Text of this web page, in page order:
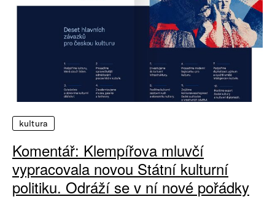
kultura
Komentář: Klempířova mluvčí
vypracovala novou Státní kulturní
politiku. Odráží se v ní nové pořádky